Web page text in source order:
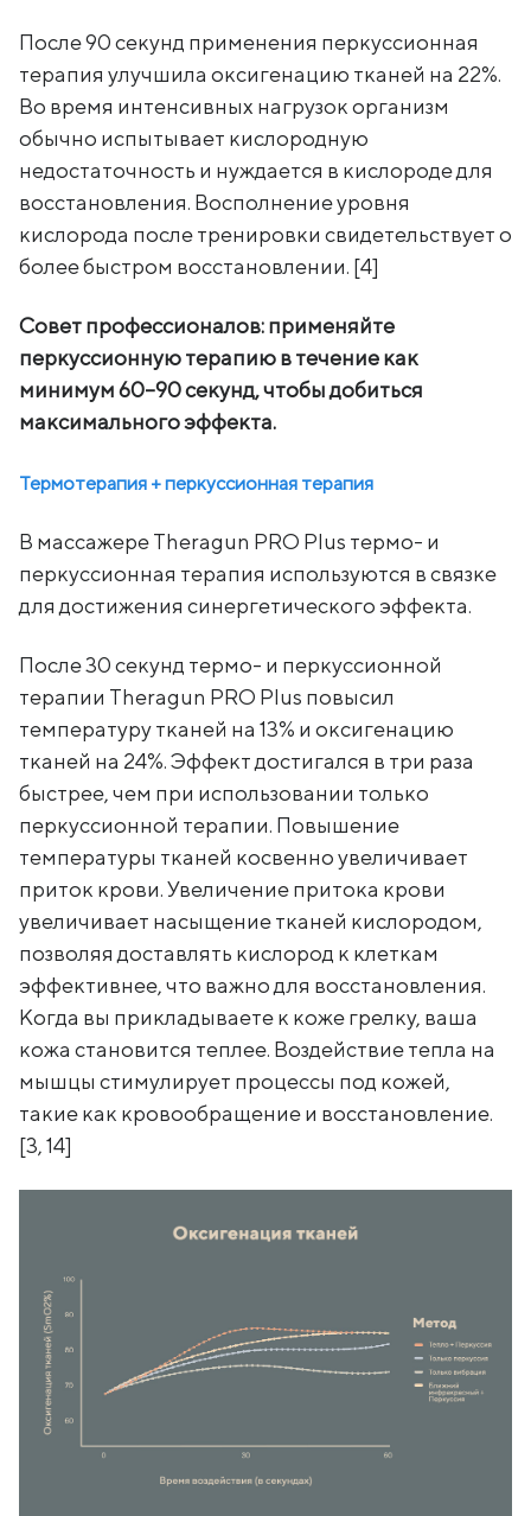
После 90 секунд применения перкуссионная
терапия улучшила оксигенацию тканей на 22%.
Во время интенсивных нагрузок организм
обычно испытывает кислородную
недостаточность и нуждается в кислороде для
восстановления. Восполнение уровня
кислорода после тренировки свидетельствует о
более быстром восстановлении. [4]
Совет профессионалов: применяйте
перкуссионную терапию в течение как
минимум 60–90 секунд, чтобы добиться
максимального эффекта.
Термотерапия + перкуссионная терапия
В массажере Theragun PRO Plus термо- и
перкуссионная терапия используются в связке
для достижения синергетического эффекта.
После 30 секунд термо- и перкуссионной
терапии Theragun PRO Plus повысил
температуру тканей на 13% и оксигенацию
тканей на 24%. Эффект достигался в три раза
быстрее, чем при использовании только
перкуссионной терапии. Повышение
температуры тканей косвенно увеличивает
приток крови. Увеличение притока крови
увеличивает насыщение тканей кислородом,
позволяя доставлять кислород к клеткам
эффективнее, что важно для восстановления.
Когда вы прикладываете к коже грелку, ваша
кожа становится теплее. Воздействие тепла на
мышцы стимулирует процессы под кожей,
такие как кровообращение и восстановление.
[3, 14]